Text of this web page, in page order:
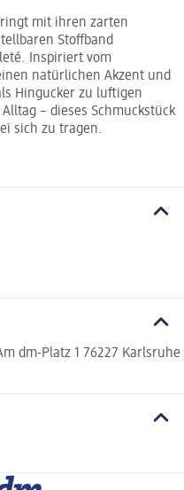
mit ihren zarten
Stoffband
Inspiriert vom
natürlichen Akzent und
Hingucker zu luftigen
– dieses Schmuckstück
sich zu tragen.
dm-Platz 1 76227 Karlsruhe